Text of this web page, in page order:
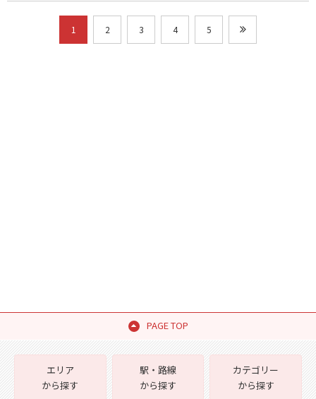
1 2 3 4 5
PAGE TOP
エリア
から探す
駅・路線
から探す
カテゴリー
から探す